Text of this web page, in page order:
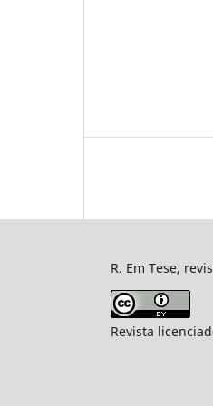
R. Em Tese,
Revista